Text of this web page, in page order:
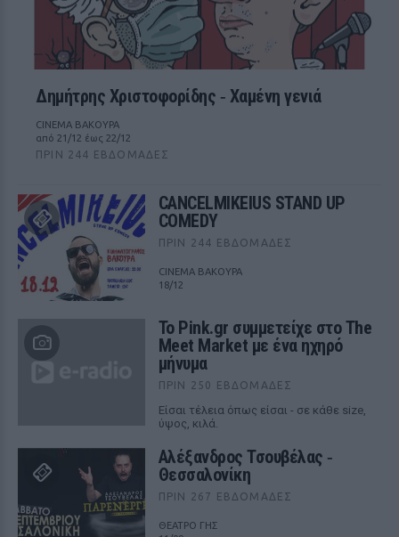
Δημήτρης Χριστοφορίδης ‑ Χαμένη γενιά
CINEMA ΒΑΚΟΥΡΑ
από 21/12 έως 22/12
ΠΡΙΝ 244 ΕΒΔΟΜΆΔΕΣ
CANCELMIKEIUS STAND UP
COMEDY
ΠΡΙΝ 244 ΕΒΔΟΜΆΔΕΣ
CINEMA ΒΑΚΟΥΡΑ
18/12
Το Pink.gr συμμετείχε στο The
Meet Market με ένα ηχηρό
μήνυμα
ΠΡΙΝ 250 ΕΒΔΟΜΆΔΕΣ
Είσαι τέλεια όπως είσαι - σε κάθε size,
ύψος, κιλά.
Αλέξανδρος Τσουβέλας ‑
Θεσσαλονίκη
ΠΡΙΝ 267 ΕΒΔΟΜΆΔΕΣ
ΘΕΑΤΡΟ ΓΗΣ